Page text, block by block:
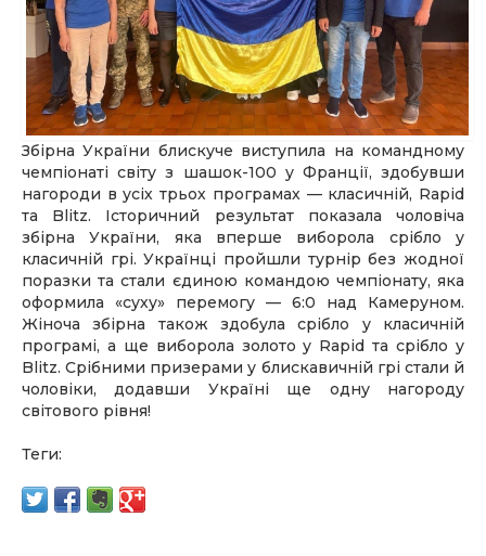
Збірна України блискуче виступила на командному
чемпіонаті світу з шашок-100 у Франції, здобувши
нагороди в усіх трьох програмах — класичній, Rapid
та Blitz. Історичний результат показала чоловіча
збірна України, яка вперше виборола срібло у
класичній грі. Українці пройшли турнір без жодної
поразки та стали єдиною командою чемпіонату, яка
оформила «суху» перемогу — 6:0 над Камеруном.
Жіноча збірна також здобула срібло у класичній
програмі, а ще виборола золото у Rapid та срібло у
Blitz. Срібними призерами у блискавичній грі стали й
чоловіки, додавши Україні ще одну нагороду
світового рівня!
Теги: